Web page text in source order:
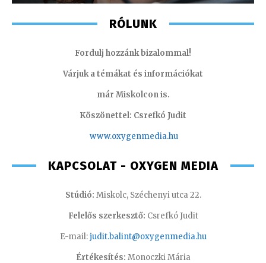
RÓLUNK
Fordulj hozzánk bizalommal!
Várjuk a témákat és információkat
már Miskolcon is.
Köszönettel: Csrefkó Judit
www.oxygenmedia.hu
KAPCSOLAT - OXYGEN MEDIA
Stúdió: Miskolc, Széchenyi utca 22.
Felelős szerkesztő: Csrefkó Judit
E-mail:judit.balint@oxygenmedia.hu
Értékesítés: Monoczki Mária